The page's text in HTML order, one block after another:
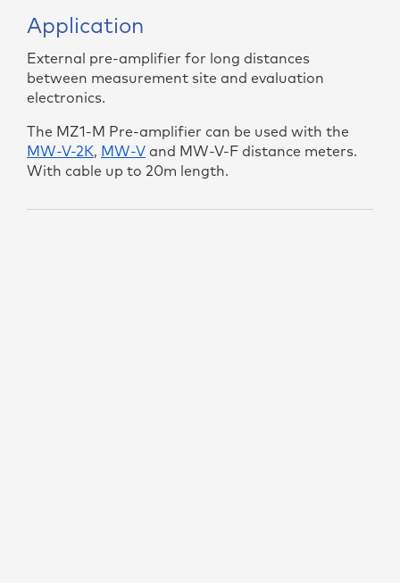
Application
External pre-amplifier for long distances
between measurement site and evaluation
electronics.
The MZ1-M Pre-amplifier can be used with the
MW-V-2K, MW-V and MW-V-F distance meters.
With cable up to 20m length.